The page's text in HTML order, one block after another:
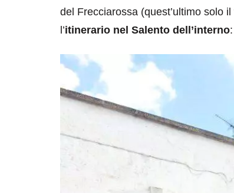
del Frecciarossa (quest’ultimo solo
l’itinerario nel Salento dell’interno
il Louvre in
di 4 ore
Paros e